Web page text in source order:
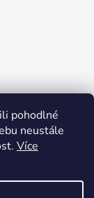
pohodlné
neustále
Více